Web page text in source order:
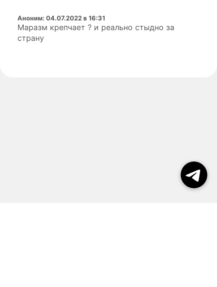
Аноним: 04.07.2022 в 16:31
Маразм крепчает ? и реально стыдно за
страну